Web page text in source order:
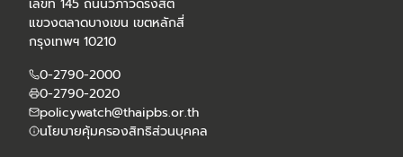
เลขที่ 145 ถนนวิภาวดีรังสิต
แขวงตลาดบางเขน เขตหลักสี่
กรุงเทพฯ 10210
0-2790-2000
0-2790-2020
policywatch@thaipbs.or.th
นโยบายคุ้มครองสิทธิส่วนบุคคล